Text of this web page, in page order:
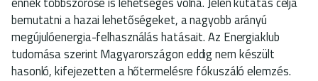
bemutatni a hazai lehetőségeket, a nagyobb arányú
megújulóenergia-felhasználás hatásait. Az Energiaklub
tudomása szerint Magyarországon eddig nem készült
hasonló, kifejezetten a hőtermelésre fókuszáló elemzés.